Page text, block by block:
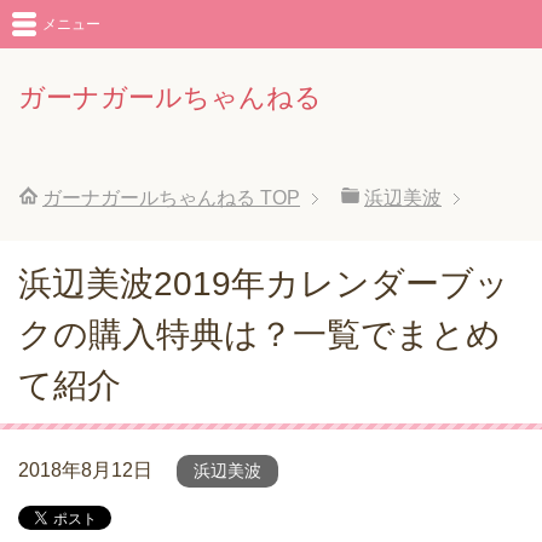
ガーナガールちゃんねる
メニュー
ガーナガールちゃんねる TOP 浜辺美波
浜辺美波2019年カレンダーブッ
クの購入特典は？一覧でまとめ
て紹介
2018年8月12日 浜辺美波